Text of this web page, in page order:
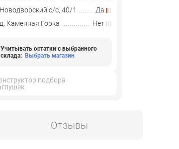
с/с, 40/1
Да
Каменная Горка
Нет
Учитывать остатки с выбранного
склада: Выбрать магазин
подбора
Отзывы